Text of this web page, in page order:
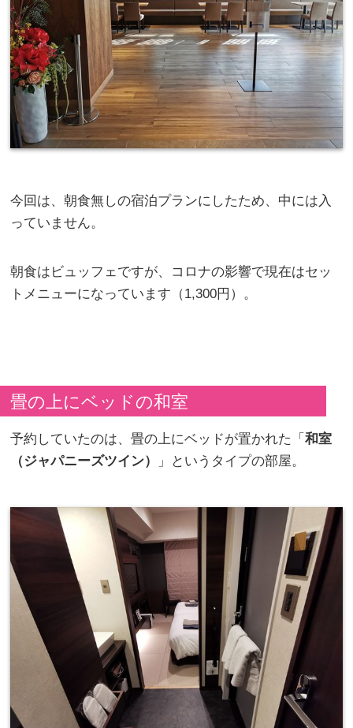
今回は、朝食無しの宿泊プランにしたため、中には入
っていません。
朝食はビュッフェですが、コロナの影響で現在はセッ
トメニューになっています（1,300円）。
畳の上にベッドの和室
予約していたのは、畳の上にベッドが置かれた「和室
（ジャパニーズツイン）
」というタイプの部屋。